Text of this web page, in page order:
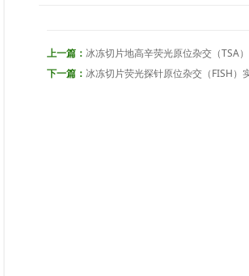
上一篇： 冰冻切片地高辛荧光原位杂交（TSA
下一篇： 冰冻切片荧光探针原位杂交（FISH）